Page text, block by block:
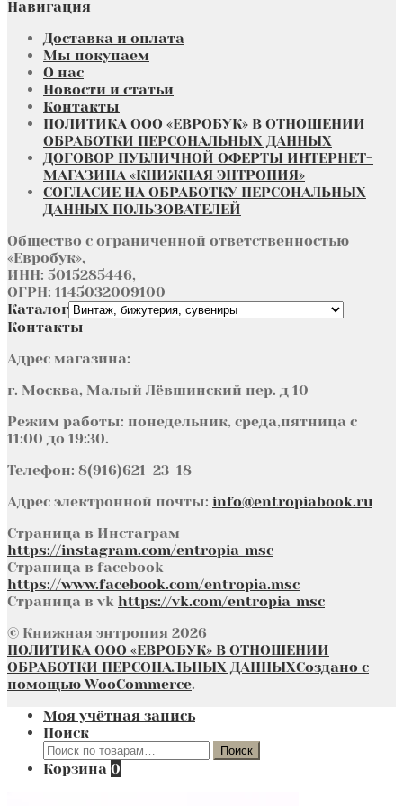
Навигация
Доставка и оплата
Мы покупаем
О нас
Новости и статьи
Контакты
ПОЛИТИКА ООО «ЕВРОБУК» В ОТНОШЕНИИ
ОБРАБОТКИ ПЕРСОНАЛЬНЫХ ДАННЫХ
ДОГОВОР ПУБЛИЧНОЙ ОФЕРТЫ ИНТЕРНЕТ-
МАГАЗИНА «КНИЖНАЯ ЭНТРОПИЯ»
СОГЛАСИЕ НА ОБРАБОТКУ ПЕРСОНАЛЬНЫХ
ДАННЫХ ПОЛЬЗОВАТЕЛЕЙ
Общество с ограниченной ответственностью
«Евробук»,
ИНН: 5015285446,
ОГРН: 1145032009100
Каталог
Контакты
Адрес магазина:
г. Москва, Малый Лёвшинский пер. д 10
Режим работы: понедельник, среда,пятница с
11:00 до 19:30.
Телефон: 8(916)621-23-18
Адрес электронной почты: info@entropiabook.ru
Страница в Инстаграм
https://instagram.com/entropia_msc
Страница в facebook
https://www.facebook.com/entropia.msc
Страница в vk https://vk.com/entropia_msc
© Книжная энтропия 2026
ПОЛИТИКА ООО «ЕВРОБУК» В ОТНОШЕНИИ
ОБРАБОТКИ ПЕРСОНАЛЬНЫХ ДАННЫХСоздано с
помощью WooCommerce.
Моя учётная запись
Поиск
Искать:
Поиск
Корзина 0